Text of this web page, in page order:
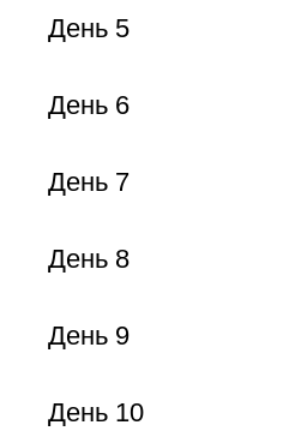
День 5
День 6
День 7
День 8
День 9
День 10